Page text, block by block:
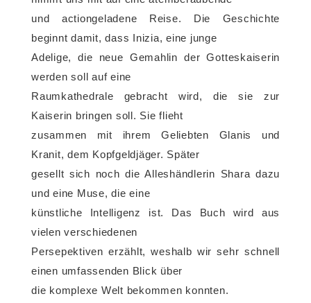
und actiongeladene Reise. Die Geschichte
beginnt damit, dass Inizia, eine junge
Adelige, die neue Gemahlin der Gotteskaiserin
werden soll auf eine
Raumkathedrale gebracht wird, die sie zur
Kaiserin bringen soll. Sie flieht
zusammen mit ihrem Geliebten Glanis und
Kranit, dem Kopfgeldjäger. Später
gesellt sich noch die Alleshändlerin Shara dazu
und eine Muse, die eine
künstliche Intelligenz ist. Das Buch wird aus
vielen verschiedenen
Persepektiven erzählt, weshalb wir sehr schnell
einen umfassenden Blick über
die komplexe Welt bekommen konnten.